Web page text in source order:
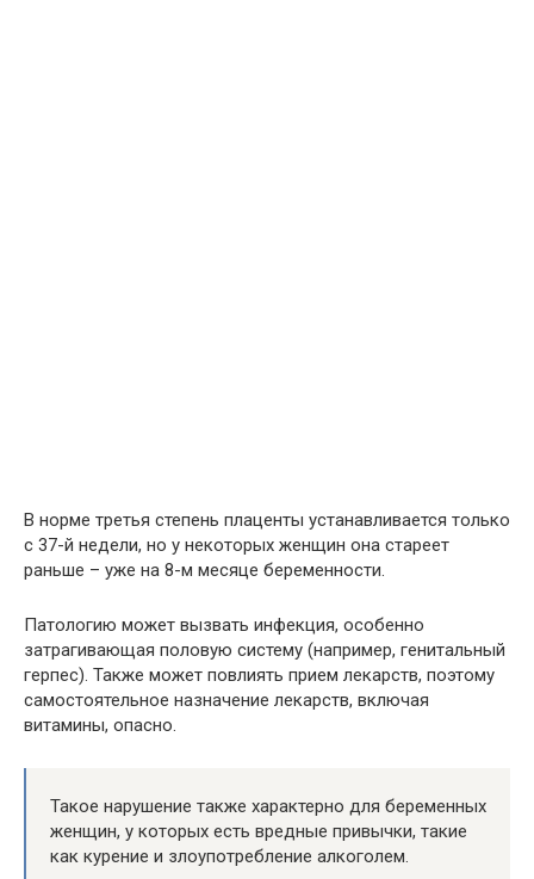
В норме третья степень плаценты устанавливается только
с 37-й недели, но у некоторых женщин она стареет
раньше – уже на 8-м месяце беременности.
Патологию может вызвать инфекция, особенно
затрагивающая половую систему (например, генитальный
герпес). Также может повлиять прием лекарств, поэтому
самостоятельное назначение лекарств, включая
витамины, опасно.
Такое нарушение также характерно для беременных
женщин, у которых есть вредные привычки, такие
как курение и злоупотребление алкоголем.